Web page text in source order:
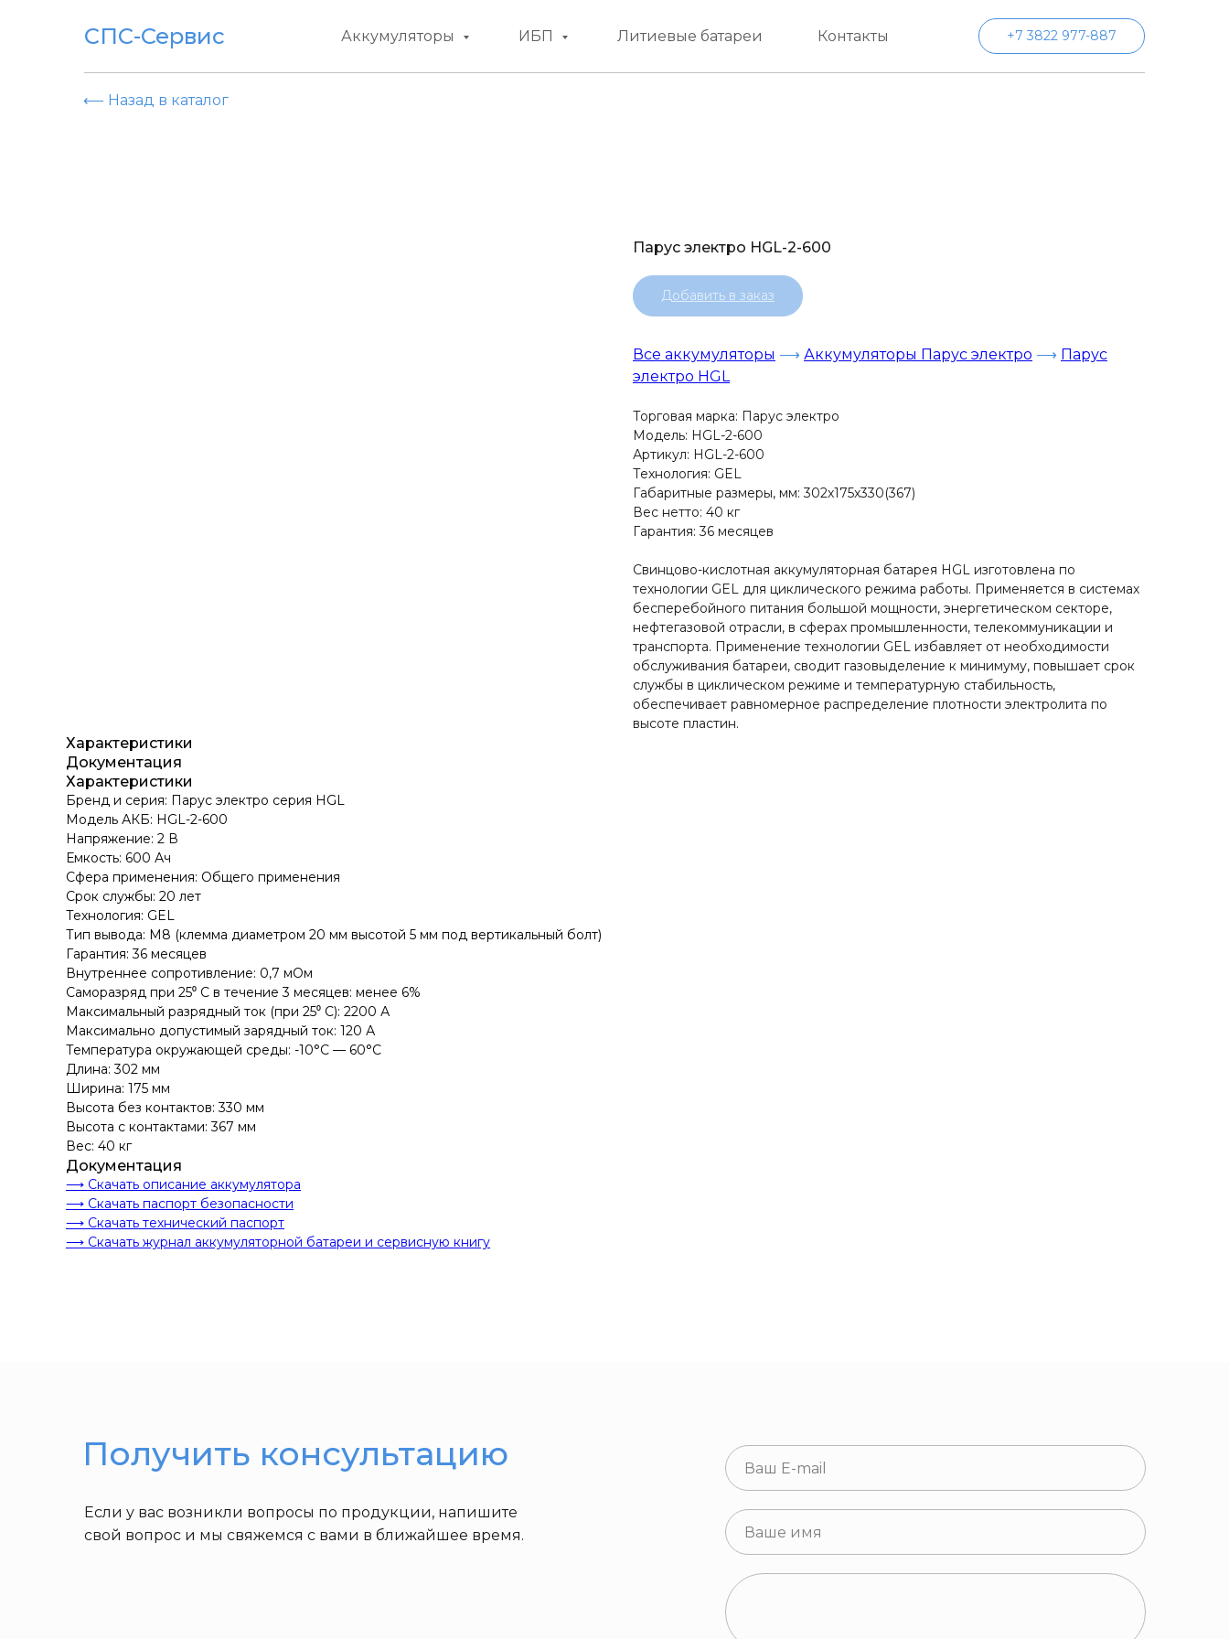
СПС-Сервис Аккумуляторы ИБП Литиевые батареи Контакты +7 3822 977-887
⟵ Назад в каталог
Парус электро HGL-2-600
Добавить в заказ
Все аккумуляторы ⟶ Аккумуляторы Парус электро ⟶ Парус
электро HGL
Торговая марка: Парус электро
Модель: HGL-2-600
Артикул: HGL-2-600
Технология: GEL
Габаритные размеры, мм: 302x175x330(367)
Вес нетто: 40 кг
Гарантия: 36 месяцев
Свинцово-кислотная аккумуляторная батарея HGL изготовлена по
технологии GEL для циклического режима работы. Применяется в системах
бесперебойного питания большой мощности, энергетическом секторе,
нефтегазовой отрасли, в сферах промышленности, телекоммуникации и
транспорта. Применение технологии GEL избавляет от необходимости
обслуживания батареи, сводит газовыделение к минимуму, повышает срок
службы в циклическом режиме и температурную стабильность,
обеспечивает равномерное распределение плотности электролита по
высоте пластин.
Характеристики
Документация
Характеристики
Бренд и cерия: Парус электро серия HGL
Модель АКБ: HGL-2-600
Напряжение: 2 В
Емкость: 600 Ач
Сфера применения: Общего применения
Срок службы: 20 лет
Технология: GEL
Тип вывода: M8 (клемма диаметром 20 мм высотой 5 мм под вертикальный болт)
Гарантия: 36 месяцев
Внутреннее сопротивление: 0,7 мОм
Саморазряд при 25⁰ С в течение 3 месяцев: менее 6%
Максимальный разрядный ток (при 25⁰ С): 2200 А
Максимально допустимый зарядный ток: 120 А
Температура окружающей среды: -10°C — 60°C
Длина: 302 мм
Ширина: 175 мм
Высота без контактов: 330 мм
Высота с контактами: 367 мм
Вес: 40 кг
Документация
⟶ Скачать описание аккумулятора
⟶ Скачать паспорт безопасности
⟶ Скачать технический паспорт
⟶ Скачать журнал аккумуляторной батареи и сервисную книгу
Если у вас возникли вопросы по продукции, напишите
свой вопрос и мы свяжемся с вами в ближайшее время.
Получить консультацию